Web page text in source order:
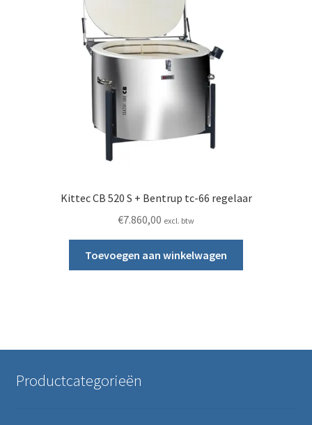
Kittec CB 520 S + Bentrup tc-66 regelaar
€7.860,00 excl. btw
Toevoegen aan winkelwagen
Productcategorieën